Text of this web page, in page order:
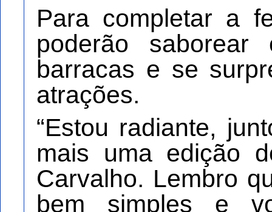
Para completar a
poderão saborear
barracas e se
atrações.
“Estou radiante,
mais uma edição
Carvalho. Lembro
bem simples e